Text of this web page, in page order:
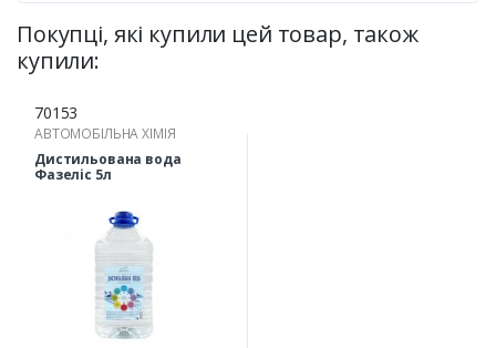
Покупці, які купили цей товар, також
купили:
70153
АВТОМОБІЛЬНА ХІМІЯ
Дистильована вода
Фазеліс 5л